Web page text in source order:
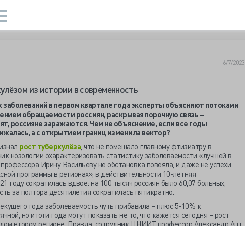
6/7/2023
из истории в современность
в первом квартале года эксперты объясняют потоками
обращаемости россиян, раскрывая порочную связь –
россияне заражаются. Чем не объяснение, если все годы
а с открытием границ изменила вектор?
рост туберкулёза, что не помешало главному фтизиатру в
нозологии охарактеризовать статистику заболеваемости «лучшей в
Ирину Васильеву не обстановка повеяла, и даже не успехи
программы в регионах», в действительности 10-летняя
году сократилась вдвое: на 100 тысяч россиян было 60,07 больных,
за полтора десятилетия сократилась пятикратно.
года заболеваемость чуть прибавила – плюс 5-10% к
но итоги года могут показать не то, что кажется сегодня – рост
втором регионе. Правда, сотрудник ЦНИИТ профессор Александр Апт